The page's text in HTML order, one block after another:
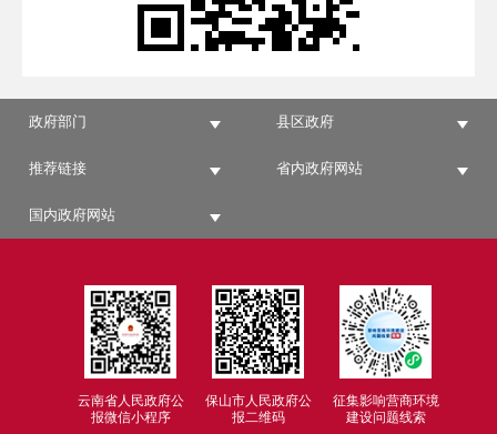
政府部门 县区政府
推荐链接 省内政府网站
国内政府网站
云南省人民政府公
报微信小程序
保山市人民政府公
报二维码
征集影响营商环境
建设问题线索